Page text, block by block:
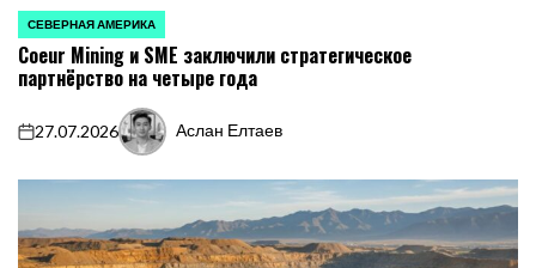
ОПУБЛИКОВАНО
В
СЕВЕРНАЯ АМЕРИКА
Coeur Mining и SME заключили стратегическое
партнёрство на четыре года
on
27.07.2026
Запись
Аслан Елтаев